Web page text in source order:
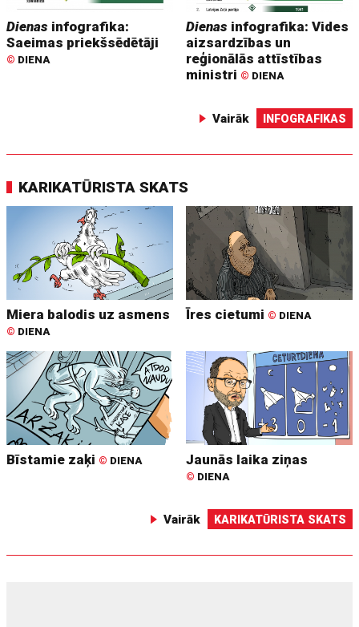
Dienas infografika:
Saeimas priekšsēdētāji
© DIENA
Dienas infografika: Vides
aizsardzības un
reģionālās attīstības
ministri © DIENA
Vairāk INFOGRAFIKAS
KARIKATŪRISTA SKATS
Miera balodis uz asmens
© DIENA
Īres cietumi © DIENA
Bīstamie zaķi © DIENA Jaunās laika ziņas
© DIENA
Vairāk KARIKATŪRISTA SKATS